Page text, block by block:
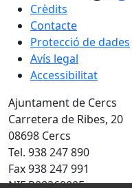
Crèdits
Contacte
Protecció de dades
Avís legal
Accessibilitat
Ajuntament de Cercs
Carretera de Ribes, 20
08698 Cercs
Tel. 938 247 890
Fax 938 247 991